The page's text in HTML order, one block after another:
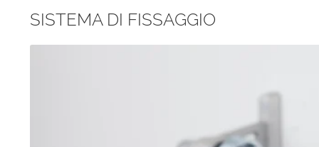
SISTEMA DI FISSAGGIO